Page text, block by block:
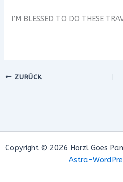
I’M BLESSED TO DO THESE
ZURÜCK
Copyright © 2026 Hörzl Goes
Astra-